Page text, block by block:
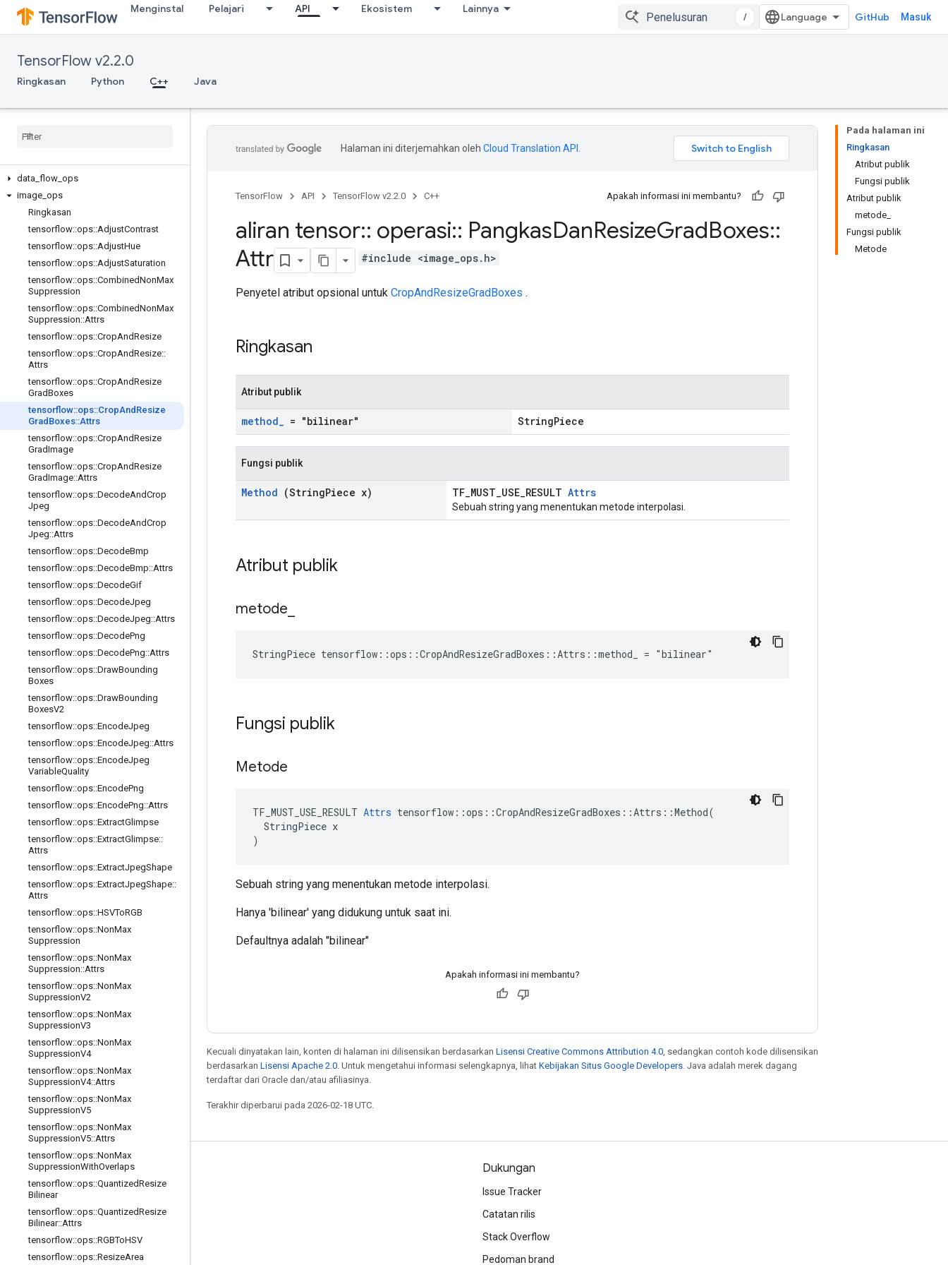
Menginstal Pelajari API Ekosistem Lainnya
/ GitHub Masuk
TensorFlow v2.2.0
Ringkasan Python C++ Java
array_ops
data flow ops
image ops
Ringkasan
tensorflow::ops::AdjustContrast
tensorflow::ops::AdjustHue
tensorflow::ops::AdjustSaturation
tensorflow::ops::CombinedNonMax
Suppression
tensorflow::ops::CombinedNonMax
Suppression::Attrs
tensorflow::ops::CropAndResize
tensorflow::ops::CropAndResize::
Attrs
tensorflow::ops::CropAndResize
GradBoxes
tensorflow::ops::CropAnd Resize
Grad Boxes::Attrs
tensorflow::ops::CropAndResize
GradImage
tensorflow::ops::CropAndResize
GradImage::Attrs
tensorflow::ops::DecodeAndCrop
Jpeg
tensorflow::ops::DecodeAndCrop
Jpeg::Attrs
tensorflow::ops::DecodeBmp
tensorflow::ops::DecodeBmp::Attrs
tensorflow::ops::DecodeGif
tensorflow::ops::DecodeJpeg
tensorflow::ops::DecodeJpeg::Attrs
tensorflow::ops::DecodePng
tensorflow::ops::DecodePng::Attrs
tensorflow::ops::DrawBounding
Boxes
tensorflow::ops::DrawBounding
BoxesV2
tensorflow::ops::EncodeJpeg
tensorflow::ops::EncodeJpeg::Attrs
tensorflow::ops::EncodeJpeg
VariableQuality
tensorflow::ops::EncodePng
tensorflow::ops::EncodePng::Attrs
tensorflow::ops::ExtractGlimpse
tensorflow::ops::ExtractGlimpse::
Attrs
tensorflow::ops::ExtractJpegShape
tensorflow::ops::ExtractJpegShape::
Attrs
tensorflow::ops::HSVToRGB
tensorflow::ops::NonMax
Suppression
tensorflow::ops::NonMax
Suppression::Attrs
tensorflow::ops::NonMax
SuppressionV2
tensorflow::ops::NonMax
SuppressionV3
tensorflow::ops::NonMax
SuppressionV4
tensorflow::ops::NonMax
SuppressionV4::Attrs
tensorflow::ops::NonMax
SuppressionV5
tensorflow::ops::NonMax
SuppressionV5::Attrs
tensorflow::ops::NonMax
SuppressionWithOverlaps
tensorflow::ops::QuantizedResize
Bilinear
tensorflow::ops::QuantizedResize
Bilinear::Attrs
tensorflow::ops::RGBToHSV
tensorflow::ops::ResizeArea
Pada halaman ini
Ringkasan
Atribut publik
Fungsi publik
Atribut publik
metode_
Fungsi publik
Metode
Halaman ini diterjemahkan oleh Cloud Translation API
TensorFlow API TensorFlow v2.2.0 C++ Apakah informasi ini membantu?
aliran tensor:: operasi:: PangkasDanResizeGradBoxes::
Attr
#include <image_ops.h>
Penyetel atribut opsional untuk CropAndResizeGradBoxes .
Ringkasan
Atribut publik
method_ = "bilinear" StringPiece
Fungsi publik
Method (StringPiece x) TF_MUST_USE_RESULT Attrs
Sebuah string yang menentukan metode interpolasi.
Atribut publik
metode
StringPiece tensorflow::ops::CropAndResizeGradBoxes::Attrs::method_ = "bilinear"
Fungsi publik
Metode
TF_MUST_USE_RESULT Attrs tensorflow::ops::CropAndResizeGradBoxes::Attrs::Method(
  StringPiece x
)
Sebuah string yang menentukan metode interpolasi.
Hanya 'bilinear' yang didukung untuk saat ini.
Defaultnya adalah "bilinear"
Apakah informasi ini membantu?
Kecuali dinyatakan lain, konten di halaman ini dilisensikan berdasarkan Lisensi Creative Commons Attribution 4.0 , sedangkan contoh kode dilisensikan
berdasarkan Lisensi Apache 2.0 . Untuk mengetahui informasi selengkapnya, lihat Kebijakan Situs Google Developers . Java adalah merek dagang
terdaftar dari Oracle dan/atau afiliasinya.
Terakhir diperbarui pada 2026-02-18 UTC.
Tetap terhubung
Blog
Forum
GitHub
Twitter
Dukungan
Issue Tracker
Catatan rilis
Stack Overflow
Pedoman brand